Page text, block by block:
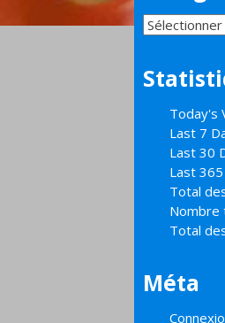
Catégories
Today's
Last 7
Last 30
Last
Total
Nombre
Total
Méta